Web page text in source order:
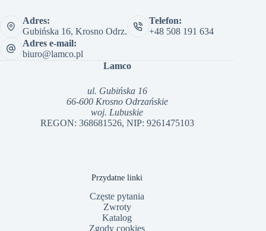
Adres:
Gubińska 16, Krosno Odrz.
Telefon:
+48 508 191 634
Adres e-mail:
biuro@lamco.pl
Lamco
ul. Gubińska 16
66-600 Krosno Odrzańskie
woj. Lubuskie
REGON: 368681526, NIP: 9261475103
Przydatne linki
Częste pytania
Zwroty
Katalog
Zgody cookies